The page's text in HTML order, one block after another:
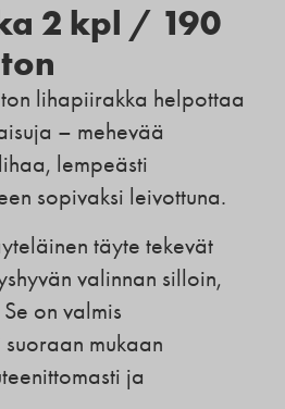
2 kpl / 190
lihapiirakka helpottaa
– mehevää
lempeästi
sopivaksi leivottuna.
täyte tekevät
valinnan silloin,
on valmis
mukaan
ja